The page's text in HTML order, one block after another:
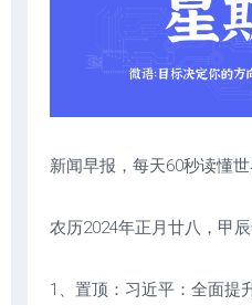
新闻早报，每天60秒读懂
农历2024年正月廿八，甲
1、置顶：习近平：全面提